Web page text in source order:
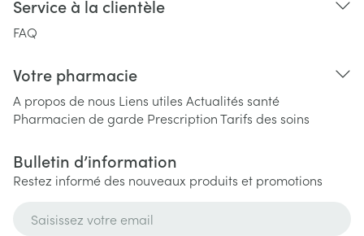
Service à la clientèle
FAQ
Votre pharmacie
A propos de nous Liens utiles Actualités santé
Pharmacien de garde PrescriptionTarifs des soins
Bulletin d’information
Restez informé des nouveaux produits et promotions